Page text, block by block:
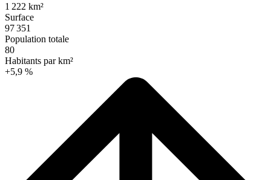
1 222 km²
Surface
97 351
Population totale
80
Habitants par km²
+5,9 %